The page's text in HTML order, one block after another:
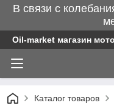
В связи с
Oil-market магазин
Каталог товаров